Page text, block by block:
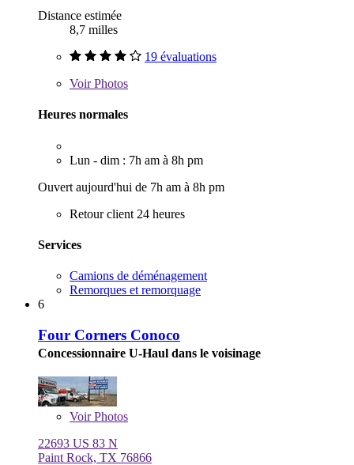
Distance estimée
8,7 milles
19 évaluations
VoirPhotos
Heures normales
Lun - dim : 7h am à 8h pm
Ouvert aujourd'hui de 7h am à 8h pm
Retour client 24 heures
Services
Camions de déménagement
Remorques et remorquage
6
Four Corners Conoco
Concessionnaire U-Haul dans le voisinage
VoirPhotos
22693 US 83 N
Paint Rock, TX 76866